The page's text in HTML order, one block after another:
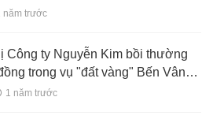
năm trước
Công ty Nguyễn Kim bồi thường
trong vụ "đất vàng" Bến Vân
1 năm trước